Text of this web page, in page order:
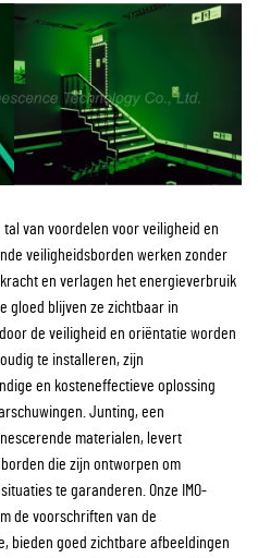
van voordelen voor veiligheid en
veiligheidsborden werken zonder
en verlagen het energieverbruik
gloed blijven ze zichtbaar in
de veiligheid en oriëntatie worden
te installeren, zijn
en kosteneffectieve oplossing
Junting, een
materialen, levert
die zijn ontworpen om
te garanderen. Onze IMO-
de voorschriften van de
bieden goed zichtbare afbeeldingen